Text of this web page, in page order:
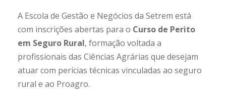
A Escola de Gestão e Negócios da Setrem está
com inscrições abertas para o Curso de Perito
em Seguro Rural, formação voltada a
profissionais das Ciências Agrárias que desejam
atuar com perícias técnicas vinculadas ao seguro
rural e ao Proagro.